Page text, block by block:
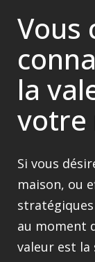
Vous
la
votre
Si vous
maison, ou
au moment
valeur est la